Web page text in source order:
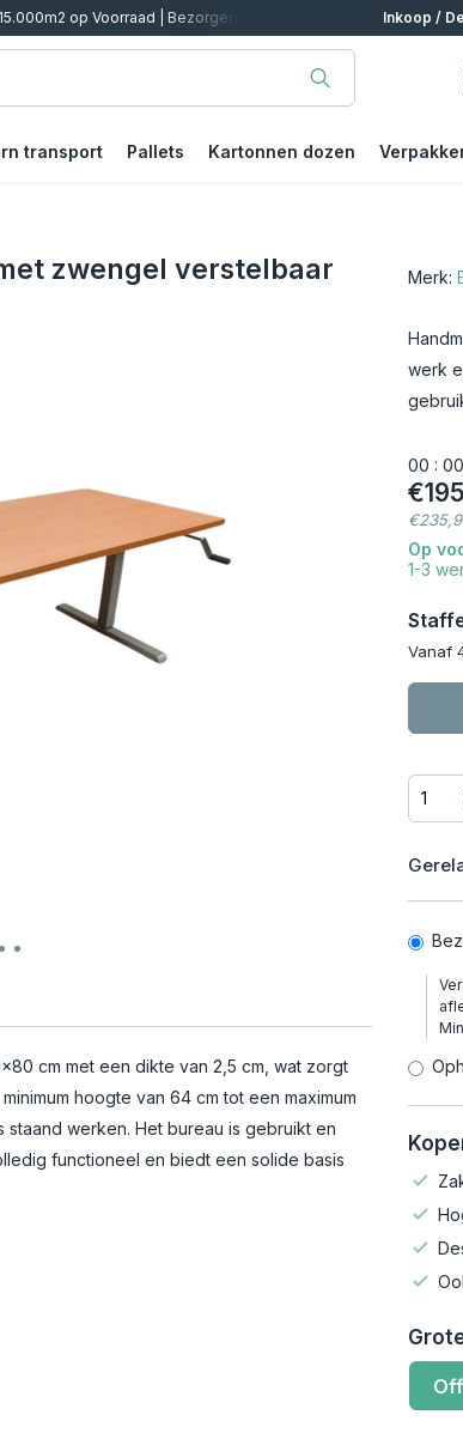
Inkoop /
transport Pallets Kartonnen dozen
zwengel verstelbaar
cm met een dikte van 2,5 cm, wat zorgt
hoogte van 64 cm tot een maximum
werken. Het bureau is gebruikt en
functioneel en biedt een solide basis
Merk:
werk
00 : 00
Op
1-3
Vanaf